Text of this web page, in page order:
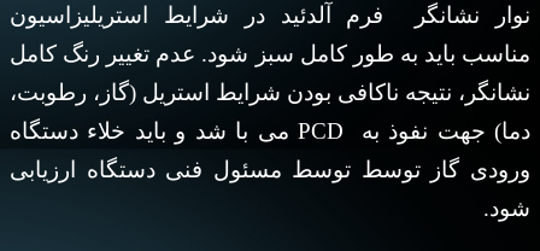
نوار نشانگر فرم آلدئید در شرایط استریلیزاسیون
مناسب باید به طور کامل سبز شود. عدم تغییر رنگ کامل
نشانگر، نتيجه ناکافی بودن شرایط استریل (گاز، رطوبت،
دما) جهت نفوذ به
PCD می با شد و باید خلاء دستگاه
ورودی گاز توسط توسط مسئول فنی دستگاه ارزیابی
شود.